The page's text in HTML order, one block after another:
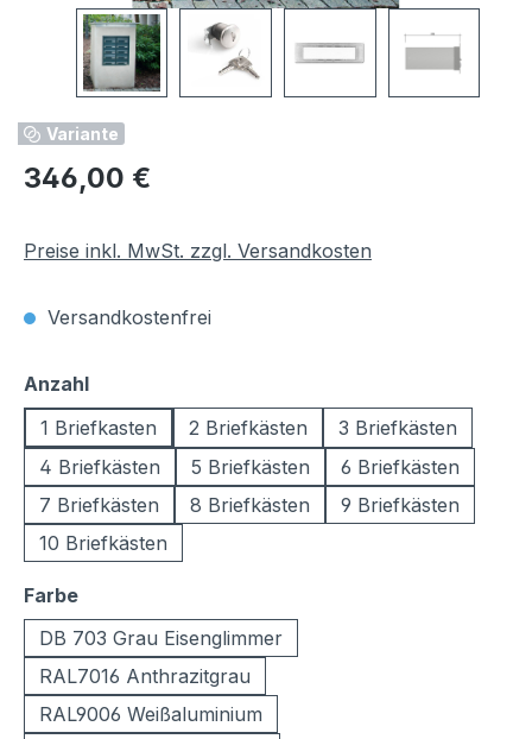
Variante
Regulärer Preis:
346,00 €
Preise inkl. MwSt. zzgl. Versandkosten
Versandkostenfrei
Anzahlauswählen
1 Briefkasten
2 Briefkästen
3 Briefkästen
4 Briefkästen
5 Briefkästen
6 Briefkästen
7 Briefkästen
8 Briefkästen
9 Briefkästen
10 Briefkästen
Farbeauswählen
DB 703 Grau Eisenglimmer
RAL7016 Anthrazitgrau
RAL9006 Weißaluminium